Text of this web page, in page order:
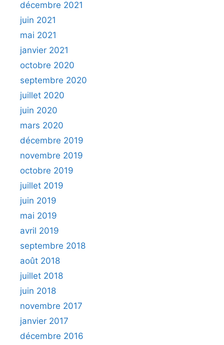
décembre 2021
juin 2021
mai 2021
janvier 2021
octobre 2020
septembre 2020
juillet 2020
juin 2020
mars 2020
décembre 2019
novembre 2019
octobre 2019
juillet 2019
juin 2019
mai 2019
avril 2019
septembre 2018
août 2018
juillet 2018
juin 2018
novembre 2017
janvier 2017
décembre 2016